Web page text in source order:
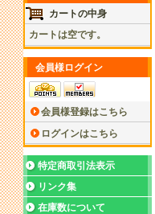
カートの中身
カートは空です。
会員様ログイン
会員様登録はこちら
ログインはこちら
特定商取引法表示
リンク集
在庫数について